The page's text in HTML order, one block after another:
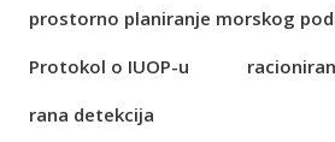
prostorno planiranje morskog
Protokol o IUOP-u
rana detekcija